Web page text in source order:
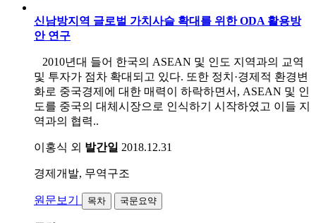
신남방지역 글로벌 가치사슬 확대를 위한 ODA 활용방
안 연구
2010년대 들어 한국의 ASEAN 및 인도 지역과의 교역
및 투자가 점차 확대되고 있다. 또한 정치·경제적 환경변
화로 중국경제에 대한 매력이 하락하면서, ASEAN 및 인
도를 중국의 대체시장으로 인식하기 시작하였고 이들 지
역과의 협력..
이홍식 외 발간일 2018.12.31
경제개발, 무역구조
원문보기 목차 국문요약